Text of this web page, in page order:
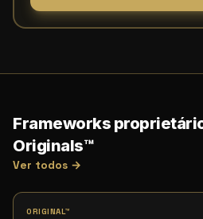
Frameworks
Originals™
Ver todos →
ORIGINAL™